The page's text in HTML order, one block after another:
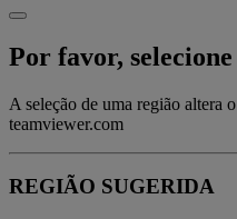
Por favor,
A seleção de uma região altera
teamviewer.com
REGIÃO SUGERIDA